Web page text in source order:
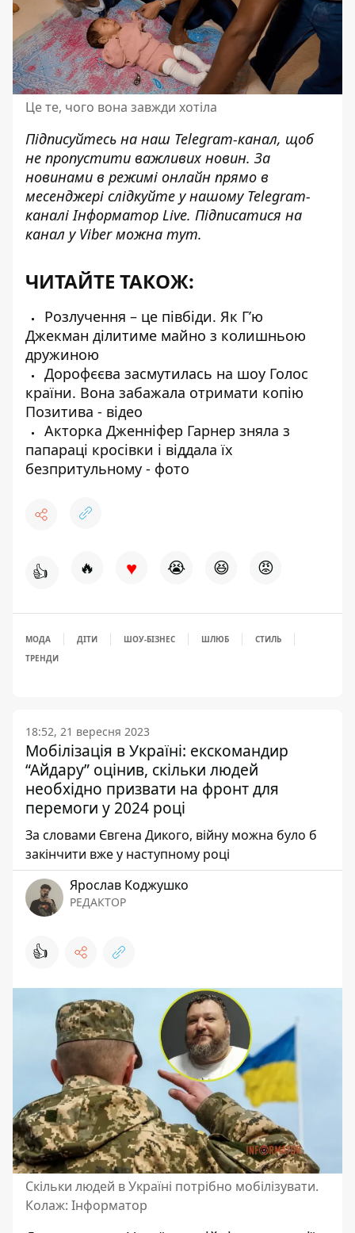
Це те, чого вона завжди хотіла
Підписуйтесь на наш Telegram-канал, щоб
не пропустити важливих новин. За
новинами в режимі онлайн прямо в
месенджері слідкуйте у нашому Telegram-
каналі Інформатор Live. Підписатися на
канал у Viber можна тут.
ЧИТАЙТЕ ТАКОЖ:
Розлучення – це півбіди. Як Г’ю
Джекман ділитиме майно з колишньою
дружиною
Дорофєєва засмутилась на шоу Голос
країни. Вона забажала отримати копію
Позитива - відео
Акторка Дженніфер Гарнер зняла з
папараці кросівки і віддала їх
безпритульному - фото
👍 🔥 ♥ 😭 😆 😡
МОДА ДІТИ ШОУ-БІЗНЕС ШЛЮБ
СТИЛЬ
ТРЕНДИ
18:52, 21 вересня 2023
Мобілізація в Україні: екскомандир
“Айдару” оцінив, скільки людей
необхідно призвати на фронт для
перемоги у 2024 році
За словами Євгена Дикого, війну можна було б
закінчити вже у наступному році
Ярослав Коджушко
РЕДАКТОР
👍
Скільки людей в Україні потрібно мобілізувати.
Колаж: Інформатор